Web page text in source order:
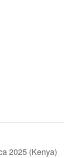
2025 (Kenya)